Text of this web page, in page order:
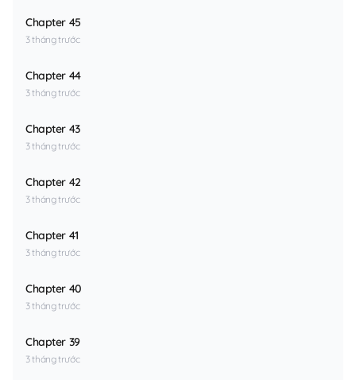
Chapter 45
3 tháng trước
Chapter 44
3 tháng trước
Chapter 43
3 tháng trước
Chapter 42
3 tháng trước
Chapter 41
3 tháng trước
Chapter 40
3 tháng trước
Chapter 39
3 tháng trước